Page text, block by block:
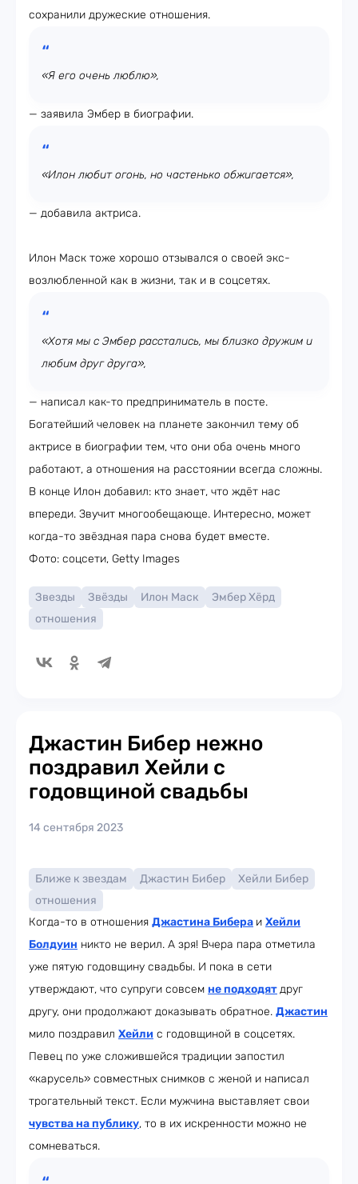
сохранили дружеские отношения.
«Я его очень люблю»,
— заявила Эмбер в биографии.
«Илон любит огонь, но частенько обжигается»,
— добавила актриса.
Илон Маск тоже хорошо отзывался о своей экс-
возлюбленной как в жизни, так и в соцсетях.
«Хотя мы с Эмбер расстались, мы близко дружим и
любим друг друга»,
— написал как-то предприниматель в посте.
Богатейший человек на планете закончил тему об
актрисе в биографии тем, что они оба очень много
работают, а отношения на расстоянии всегда сложны.
В конце Илон добавил: кто знает, что ждёт нас
впереди. Звучит многообещающе. Интересно, может
когда-то звёздная пара снова будет вместе.
Фото: соцсети, Getty Images
Звезды Звёзды Илон Маск
Эмбер Хёрд
отношения
Джастин Бибер нежно
поздравил Хейли с
годовщиной свадьбы
14 сентября 2023
Ближе к звездам Джастин Бибер
Хейли Бибер
отношения
Когда-то в отношения Джастина Бибера и Хейли
Болдуин никто не верил. А зря! Вчера пара отметила
уже пятую годовщину свадьбы. И пока в сети
утверждают, что супруги совсем не подходятдруг
другу, они продолжают доказывать обратное. Джастин
мило поздравил Хейли с годовщиной в соцсетях.
Певец по уже сложившейся традиции запостил
«карусель» совместных снимков с женой и написал
трогательный текст. Если мужчина выставляет свои
чувства на публику, то в их искренности можно не
сомневаться.